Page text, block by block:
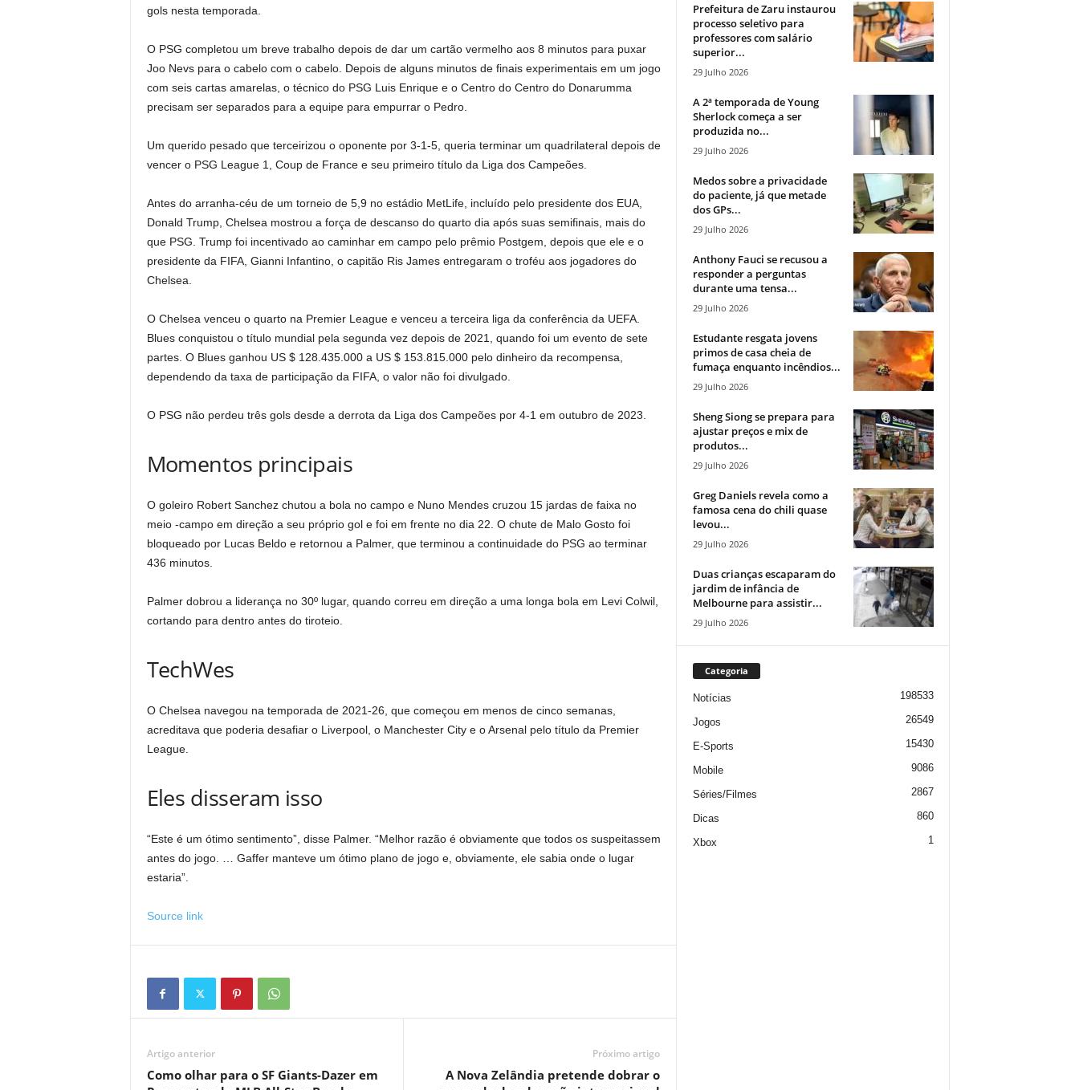
gols nesta temporada.
O PSG completou um breve trabalho depois de dar um cartão vermelho aos 8 minutos para puxar
Joo Nevs para o cabelo com o cabelo. Depois de alguns minutos de finais experimentais em um jogo
com seis cartas amarelas, o técnico do PSG Luis Enrique e o Centro do Centro do Donarumma
precisam ser separados para a equipe para empurrar o Pedro.
Um querido pesado que terceirizou o oponente por 3-1-5, queria terminar um quadrilateral depois de
vencer o PSG League 1, Coup de France e seu primeiro título da Liga dos Campeões.
Antes do arranha-céu de um torneio de 5,9 no estádio MetLife, incluído pelo presidente dos EUA,
Donald Trump, Chelsea mostrou a força de descanso do quarto dia após suas semifinais, mais do
que PSG. Trump foi incentivado ao caminhar em campo pelo prêmio Postgem, depois que ele e o
presidente da FIFA, Gianni Infantino, o capitão Ris James entregaram o troféu aos jogadores do
Chelsea.
O Chelsea venceu o quarto na Premier League e venceu a terceira liga da conferência da UEFA.
Blues conquistou o título mundial pela segunda vez depois de 2021, quando foi um evento de sete
partes. O Blues ganhou US $ 128.435.000 a US $ 153.815.000 pelo dinheiro da recompensa,
dependendo da taxa de participação da FIFA, o valor não foi divulgado.
O PSG não perdeu três gols desde a derrota da Liga dos Campeões por 4-1 em outubro de 2023.
Momentos principais
O goleiro Robert Sanchez chutou a bola no campo e Nuno Mendes cruzou 15 jardas de faixa no
meio -campo em direção a seu próprio gol e foi em frente no dia 22. O chute de Malo Gosto foi
bloqueado por Lucas Beldo e retornou a Palmer, que terminou a continuidade do PSG ao terminar
436 minutos.
Palmer dobrou a liderança no 30º lugar, quando correu em direção a uma longa bola em Levi Colwil,
cortando para dentro antes do tiroteio.
TechWes
O Chelsea navegou na temporada de 2021-26, que começou em menos de cinco semanas,
acreditava que poderia desafiar o Liverpool, o Manchester City e o Arsenal pelo título da Premier
League.
Eles disseram isso
“Este é um ótimo sentimento”, disse Palmer. “Melhor razão é obviamente que todos os suspeitassem
antes do jogo. … Gaffer manteve um ótimo plano de jogo e, obviamente, ele sabia onde o lugar
estaria”.
Source link
Artigo anterior
Como olhar para o SF Giants-Dazer em
Próximo artigo
A Nova Zelândia pretende dobrar o
Prefeitura de Zaru instaurou
processo seletivo para
professores com salário
superior...
29 Julho 2026
A 2ª temporada de Young
Sherlock começa a ser
produzida no...
29 Julho 2026
Medos sobre a privacidade
do paciente, já que metade
dos GPs...
29 Julho 2026
Anthony Fauci se recusou a
responder a perguntas
durante uma tensa...
29 Julho 2026
Estudante resgata jovens
primos de casa cheia de
fumaça enquanto incêndios...
29 Julho 2026
Sheng Siong se prepara para
ajustar preços e mix de
produtos...
29 Julho 2026
Greg Daniels revela como a
famosa cena do chili quase
levou...
29 Julho 2026
Duas crianças escaparam do
jardim de infância de
Melbourne para assistir...
29 Julho 2026
Categoria
Notícias 198533
Jogos 26549
E-Sports 15430
Mobile 9086
Séries/Filmes 2867
Dicas 860
Xbox 1